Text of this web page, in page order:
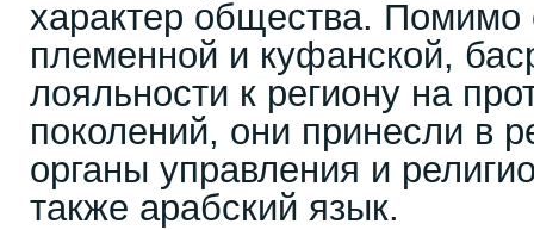
характер общества. Помимо
племенной и куфанской,
лояльности к региону на
поколений, они принесли в
органы управления и
также арабский язык.